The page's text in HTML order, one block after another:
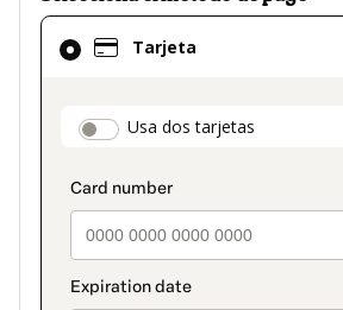
Tarjeta
Usa dos tarjetas
El
método
seleccionado
Tarjeta